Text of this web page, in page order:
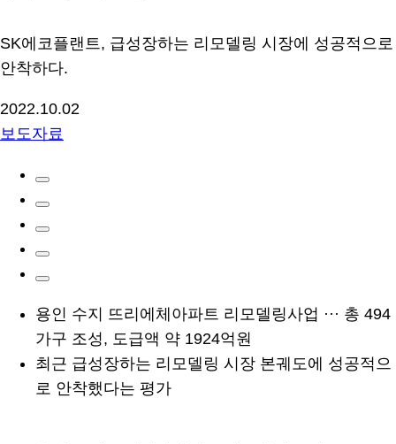
SK에코플랜트, 급성장하는 리모델링 시장에 성공적으로
안착하다.
2022.10.02
보도자료
용인 수지 뜨리에체아파트 리모델링사업 ··· 총 494
가구 조성, 도급액 약 1924억원
최근 급성장하는 리모델링 시장 본궤도에 성공적으
로 안착했다는 평가